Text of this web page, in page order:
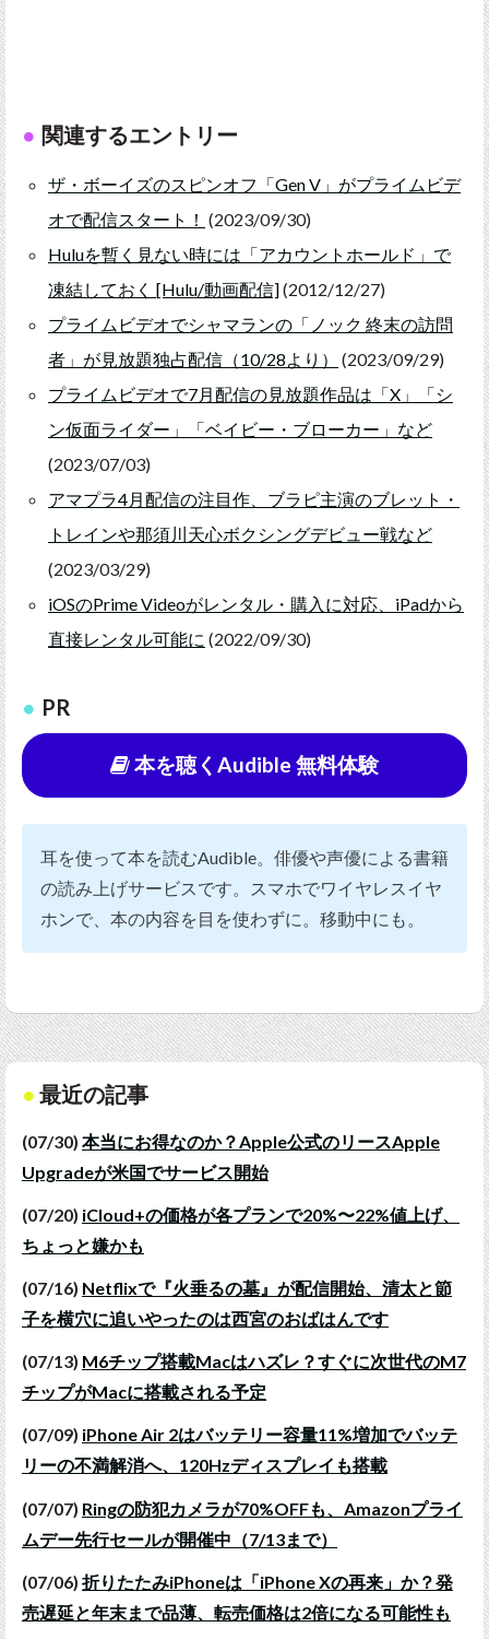
関連するエントリー
ザ・ボーイズのスピンオフ「Gen V」がプライムビデ
オで配信スタート！ (2023/09/30)
Huluを暫く見ない時には「アカウントホールド」で
凍結しておく [Hulu/動画配信](2012/12/27)
プライムビデオでシャマランの「ノック 終末の訪問
者」が見放題独占配信（10/28より）
(2023/09/29)
プライムビデオで7月配信の見放題作品は「X」「シ
ン仮面ライダー」「ベイビー・ブローカー」など
(2023/07/03)
アマプラ4月配信の注目作、ブラピ主演のブレット・
トレインや那須川天心ボクシングデビュー戦など
(2023/03/29)
iOSのPrime Videoがレンタル・購入に対応、iPadから
直接レンタル可能に (2022/09/30)
PR
本を聴くAudible 無料体験
耳を使って本を読むAudible。俳優や声優による書籍
の読み上げサービスです。スマホでワイヤレスイヤ
ホンで、本の内容を目を使わずに。移動中にも。
最近の記事
(07/30) 本当にお得なのか？Apple公式のリースApple
Upgradeが米国でサービス開始
(07/20) iCloud+の価格が各プランで20%〜22%値上げ、
ちょっと嫌かも
(07/16) Netflixで『火垂るの墓』が配信開始、清太と節
子を横穴に追いやったのは西宮のおばはんです
(07/13) M6チップ搭載Macはハズレ？すぐに次世代のM7
チップがMacに搭載される予定
(07/09) iPhone Air 2はバッテリー容量11%増加でバッテ
リーの不満解消へ、120Hzディスプレイも搭載
(07/07) Ringの防犯カメラが70%OFFも、Amazonプライ
ムデー先行セールが開催中（7/13まで）
(07/06) 折りたたみiPhoneは「iPhone Xの再来」か？発
売遅延と年末まで品薄、転売価格は2倍になる可能性も